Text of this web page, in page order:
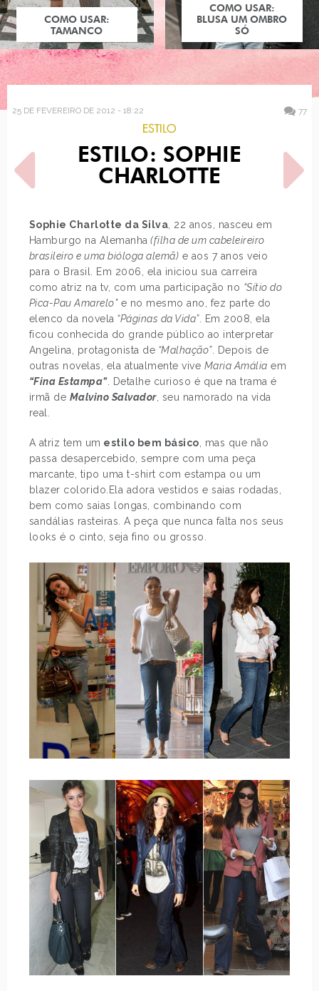
COMO USAR:
TAMANCO
COMO USAR:
BLUSA UM OMBRO
SÓ
25 DE FEVEREIRO DE 2012 - 18:22 77
ESTILO
ESTILO: SOPHIE
CHARLOTTE
Sophie Charlotte da Silva , 22 anos, nasceu em
Hamburgo na Alemanha (filha de um cabeleireiro
brasileiro e uma bióloga alemã) e aos 7 anos veio
para o Brasil. Em 2006, ela iniciou sua carreira
como atriz na tv, com uma participação no “Sítio do
Pica-Pau Amarelo”e no mesmo ano, fez parte do
elenco da novela “Páginas da Vida”. Em 2008, ela
ficou conhecida do grande público ao interpretar
Angelina, protagonista de “Malhação”. Depois de
outras novelas, ela atualmente vive Maria Amália em
“Fina Estampa”. Detalhe curioso é que na trama é
irmã de Malvino Salvador, seu namorado na vida
real.
A atriz tem um estilo bem básico , mas que não
passa desapercebido, sempre com uma peça
marcante, tipo uma t-shirt com estampa ou um
blazer colorido.Ela adora vestidos e saias rodadas,
bem como saias longas, combinando com
sandálias rasteiras. A peça que nunca falta nos seus
looks é o cinto, seja fino ou grosso.
POST ANTERIOR
AS GOLAS AVULSAS DA
TOPSHOP
PRÓXIMO POST
LOOK DO DIA:
MACAQUINHO AZUL